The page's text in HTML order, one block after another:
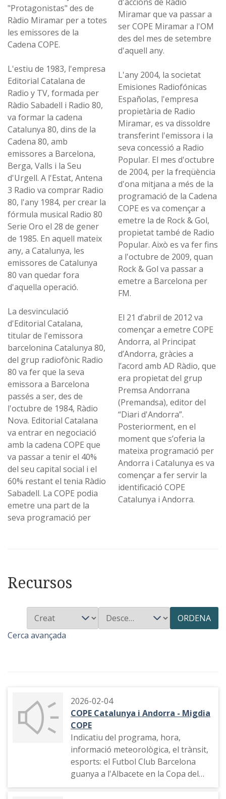
"Protagonistas" des de
Ràdio Miramar per a totes
les emissores de la
Cadena COPE.
L'estiu de 1983, l'empresa
Editorial Catalana de
Radio y TV, formada per
Ràdio Sabadell i Radio 80,
va formar la cadena
Catalunya 80, dins de la
Cadena 80, amb
emissores a Barcelona,
Berga, Valls i la Seu
d'Urgell. A l'Estat, Antena
3 Radio va comprar Radio
80, l'any 1984, per crear la
fórmula musical Radio 80
Serie Oro el 28 de gener
de 1985. En aquell mateix
any, a Catalunya, les
emissores de Catalunya
80 van quedar fora
d'aquella operació.
La desvinculació
d'Editorial Catalana,
titular de l'emissora
barcelonina Catalunya 80,
del grup radiofònic Radio
80 va fer que la seva
emissora a Barcelona
passés a ser, des de
l'octubre de 1984, Ràdio
Nova. Editorial Catalana
va entrar en negociació
amb la cadena COPE que
va passar a tenir el 40%
del seu capital social i el
60% restant el tenia Ràdio
Sabadell. La COPE podia
emetre una part de la
seva programació per
Miramar que va passar a
ser COPE Miramar a l'OM
des del mes de setembre
d'aquell any.
L'any 2004, la societat
Emisiones Radiofónicas
Españolas, l'empresa
propietària de Radio
Miramar, es va dissoldre
transferint l'emissora i la
seva concessió a Radio
Popular. El mes d'octubre
de 2004, per la freqüència
d'ona mitjana a més de la
programació de la Cadena
COPE es va començar a
emetre la de Rock & Gol,
propietat també de Radio
Popular. Això es va fer fins
a l'octubre de 2009, quan
Rock & Gol va passar a
emetre a Barcelona per
FM.​
El 21 d’abril de 2012 va
començar a emetre COPE
Andorra, al Principat
d’Andorra, gràcies a
l’acord amb AD Ràdio, que
era propietat del grup
Premsa Andorrana
(Premandsa), editor del
“Diari d'Andorra”.
Posteriorment, en el
moment que s’oferia la
mateixa programació per
Andorra i Catalunya es va
començar a fer servir la
identificació COPE
Catalunya i Andorra.
Recursos
ORDENA
Cerca avançada
2026-02-04
COPE Catalunya i Andorra - Migdia
COPE
Indicatiu del programa, hora,
informació meteorològica, el trànsit,
esports: el Futbol Club Barcelona
guanya a l'Albacete en la Copa del
Rei de Futbol